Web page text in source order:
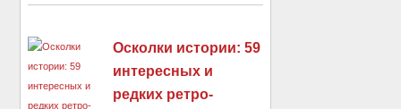
Осколки истории: 59
интересных и
редких ретро-